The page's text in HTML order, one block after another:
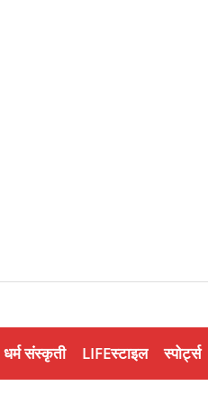
धर्म संस्कृती LIFEस्टाइल स्पोर्ट्स